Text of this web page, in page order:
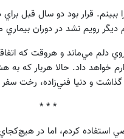
قرار بود دو سال قبل براي
رويم نشد در دوران
دلم مي‌ماند و هروقت كه
خواهد داد. حالا هربار كه به
گذاشت و دنيا فني‌زاده، رخت
* * *
استفاده كردم، اما در